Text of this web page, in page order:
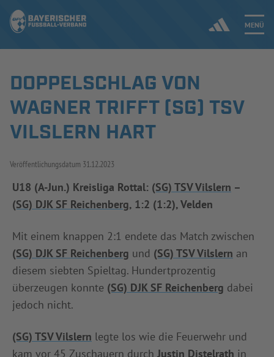
MENÜ
Jetzt einloggen
ERGEBNISSE & WETTBEWERBE
SPIELBETRIEB & VERBANDSLEBEN
AUSBILDUNG & FÖRDERUNG
DER VERBAND
INFOTHEK SPIELPLUS
DOPPELSCHLAG VON
WAGNER TRIFFT (SG) TSV
VILSLERN HART
Veröffentlichungsdatum 31.12.2023
U18 (A-Jun.) Kreisliga Rottal: (SG) TSV Vilslern –
(SG) DJK SF Reichenberg, 1:2 (1:2), Velden
Mit einem knappen 2:1 endete das Match zwischen
(SG) DJK SF Reichenberg und (SG) TSV Vilslern an
diesem siebten Spieltag. Hundertprozentig
überzeugen konnte (SG) DJK SF Reichenberg dabei
jedoch nicht.
(SG) TSV Vilslern legte los wie die Feuerwehr und
kam vor 45 Zuschauern durch Justin Distelrath in